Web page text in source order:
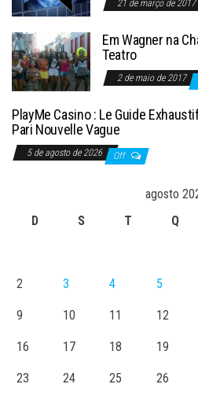
21 de março de 2017
Em Wagner na
Teatro
2 de maio de 2017
PlayMe Casino : Le Guide
Pari Nouvelle Vague
5 de agosto de 2026 Off
agosto
D
S T Q
2 3 4 5
9 10 11 12
16 17 18 19
23 24 25 26